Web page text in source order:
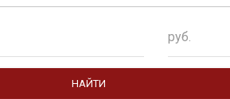
руб.